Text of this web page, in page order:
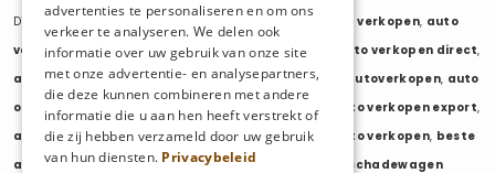
Diensten: auto verkopen auto export verkopen, auto
verkopen export,auto verkopen zonder keuring auto verkopen direct,
auto tweedehands verkopen,mijn auto verkopen autoverkopen, auto
opkopers
opkoper auto , export auto verkopen auto verkopen export,
auto opkoper export,opkopen van auto's,oude auto verkopen, beste
auto opkoper,wij kopen auto's,wij kopen uw auto schadewagen
advertenties te personaliseren en om ons
verkeer te analyseren. We delen ook
informatie over uw gebruik van onze site
met onze advertentie- en analysepartners,
die deze kunnen combineren met andere
informatie die u aan hen heeft verstrekt of
die zij hebben verzameld door uw gebruik
van hun diensten. Privacybeleid